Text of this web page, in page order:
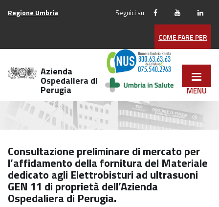
menu
navigazione
Vai
footer
Regione Umbria Seguici su
COME FARE PER
Azienda
Ospedaliera di
Perugia
Consultazione preliminare di mercato per
l’affidamento della fornitura del Materiale
dedicato agli Elettrobisturi ad ultrasuoni
GEN 11 di proprietà dell’Azienda
Ospedaliera di Perugia.